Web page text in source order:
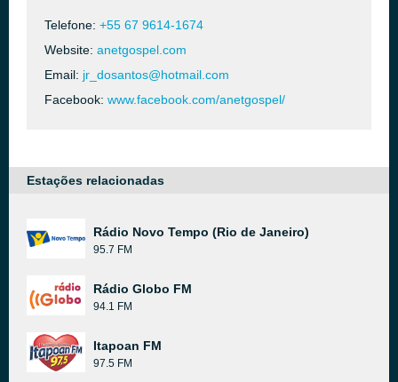
Telefone: +55 67 9614-1674
Website: anetgospel.com
Email: jr_dosantos@hotmail.com
Facebook: www.facebook.com/anetgospel/
Estações relacionadas
Rádio Novo Tempo (Rio de Janeiro)
95.7 FM
Rádio Globo FM
94.1 FM
Itapoan FM
97.5 FM